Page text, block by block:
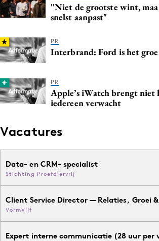
''Niet de grootste wint,
snelst aanpast"
PR
Interbrand: Ford is het
PR
Apple’s iWatch brengt niet
iedereen verwacht
Vacatures
Data- en CRM- specialist
Stichting Proefdiervrij
Client Service Director — Relaties, Groei
VormVijf
Expert interne communicatie (28 uur per